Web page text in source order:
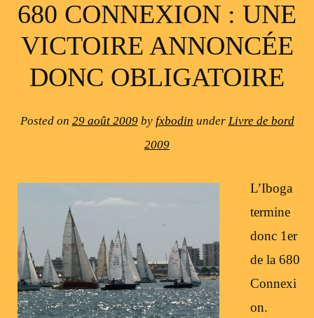
680 CONNEXION : UNE
VICTOIRE ANNONCÉE
DONC OBLIGATOIRE
Posted on 29 août 2009by fxbodin under Livre de bord
2009
L’Iboga
termine
donc 1er
de la 680
Connexi
on.